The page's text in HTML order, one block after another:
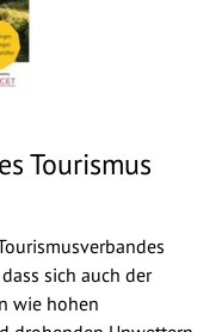
Tourismus
sich auch der
wie hohen